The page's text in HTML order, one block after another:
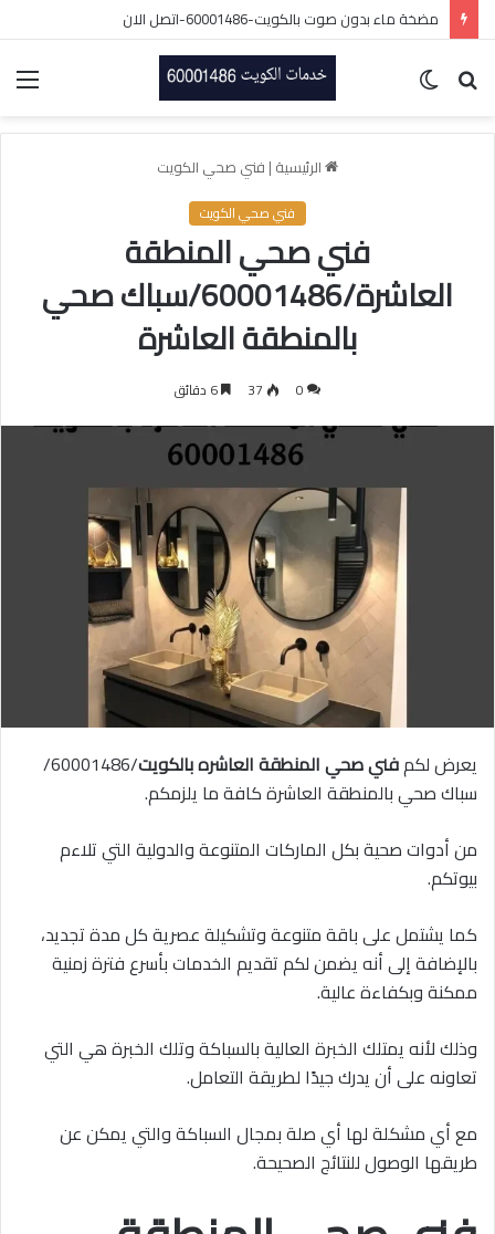
مضخة ماء بدون صوت بالكويت-60001486-اتصل الان
بحث
الرئيسية | فني صحي الكويت
فني صحي الكويت
فني صحي المنطقة
العاشرة/60001486/سباك صحي
بالمنطقة العاشرة
0
37
يعرض لكمفني صحي المنطقة العاشره بالكويت
/60001486/
سباك صحي بالمنطقة العاشرة كافة ما يلزمكم.
من أدوات صحية بكل الماركات المتنوعة والدولية التي تلاءم
بيوتكم.
كما يشتمل على باقة متنوعة وتشكيلة عصرية كل مدة تجديد،
بالإضافة إلى أنه يضمن لكم تقديم الخدمات بأسرع فترة زمنية
ممكنة وبكفاءة عالية.
وذلك لأنه يمتلك الخبرة العالية بالسباكة وتلك الخبرة هي التي
تعاونه على أن يدرك جيدًا لطريقة التعامل.
مع أي مشكلة لها أي صلة بمجال السباكة والتي يمكن عن
طريقها الوصول للنتائج الصحيحة.